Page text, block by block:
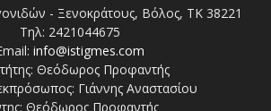
- Ξενοκράτους, Βόλος, ΤΚ 38221
Τηλ: 2421044675
info@istigmes.com
Θεόδωρος Προφαντής
Γιάννης Αναστασίου
Θεόδωρος Προφαντής